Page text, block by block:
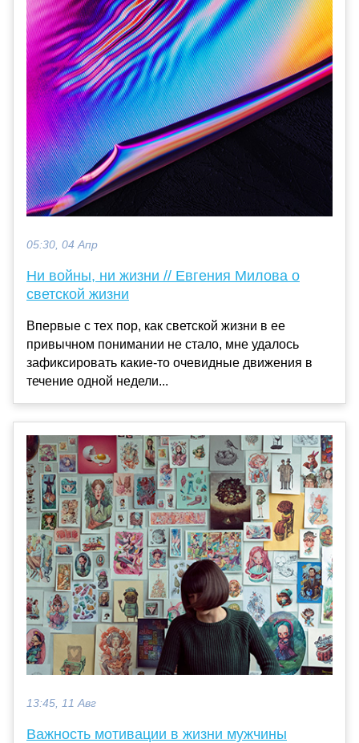
05:30, 04 Апр
Ни войны, ни жизни // Евгения Милова о
светской жизни
Впервые с тех пор, как светской жизни в ее
привычном понимании не стало, мне удалось
зафиксировать какие-то очевидные движения в
течение одной недели...
13:45, 11 Авг
Важность мотивации в жизни мужчины